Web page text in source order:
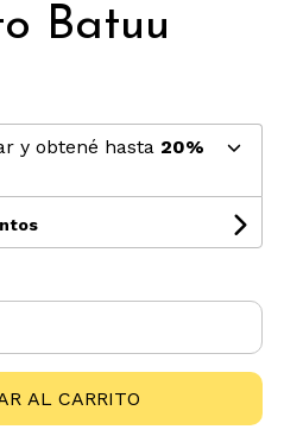
Batuu
y obtené hasta 20%
AL CARRITO